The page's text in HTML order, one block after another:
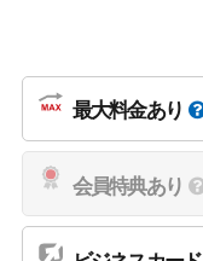
最大料金あり
会員特典あり